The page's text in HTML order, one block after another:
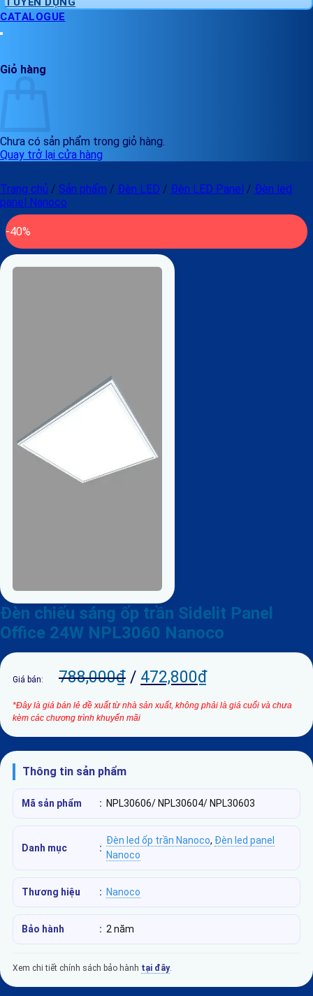
CATALOGUE
Giỏ hàng
Chưa có sản phẩm trong giỏ hàng.
Quay trở lại cửa hàng
Trang chủ / Sản phẩm / Đèn LED / Đèn LED Panel / Đèn led
panel Nanoco
-40%
Đèn chiếu sáng ốp trần Sidelit Panel
Office 24W NPL3060 Nanoco
Giá bán: 788,000₫ / 472,800₫
*Đây là giá bán lẻ đề xuất từ nhà sản xuất, không phải là giá cuối và chưa
kèm các chương trình khuyến mãi
Thông tin sản phẩm
Mã sản phẩm : NPL30606/ NPL30604/ NPL30603
Danh mục :
Đèn led ốp trần Nanoco, Đèn led panel
Nanoco
Thương hiệu : Nanoco
Bảo hành : 2 năm
Xem chi tiết chính sách bảo hành tại đây.